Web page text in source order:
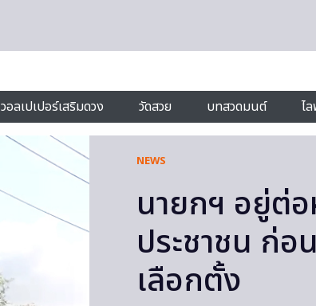
วอลเปเปอร์เสริมดวง วัดสวย บทสวดมนต์ ไ
NEWS
นายกฯ อยู่ต่
ประชาชน ก่
เลือกตั้ง